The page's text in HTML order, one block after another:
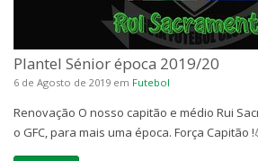
Plantel Sénior época 2019/20
6 de Agosto de 2019 em Futebol
Renovação O nosso capitão e médio Rui
o GFC, para mais uma época. Força Capitão